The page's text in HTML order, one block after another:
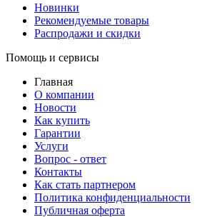
Новинки
Рекомендуемые товары
Распродажи и скидки
Помощь и сервисы
Главная
О компании
Новости
Как купить
Гарантии
Услуги
Вопрос - ответ
Контакты
Как стать партнером
Политика конфиденциальности
Публичная оферта